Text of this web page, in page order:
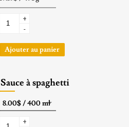
+
-
Ajouter au panier
Sauce à spaghetti
+